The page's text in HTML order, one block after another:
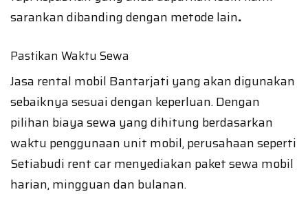
sarankan dibanding dengan metode lain.
Pastikan Waktu Sewa
Jasa rental mobil Bantarjati yang akan digunakan
sebaiknya sesuai dengan keperluan. Dengan
pilihan biaya sewa yang dihitung berdasarkan
waktu penggunaan unit mobil, perusahaan seperti
Setiabudi rent car menyediakan paket sewa mobil
harian, mingguan dan bulanan.